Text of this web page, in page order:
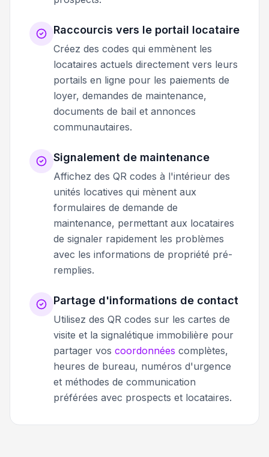
Raccourcis vers le portail locataire
Créez des codes qui emmènent les
locataires actuels directement vers leurs
portails en ligne pour les paiements de
loyer, demandes de maintenance,
documents de bail et annonces
communautaires.
Signalement de maintenance
Affichez des QR codes à l'intérieur des
unités locatives qui mènent aux
formulaires de demande de
maintenance, permettant aux locataires
de signaler rapidement les problèmes
avec les informations de propriété pré-
remplies.
Partage d'informations de contact
Utilisez des QR codes sur les cartes de
visite et la signalétique immobilière pour
partager vos coordonnées complètes,
heures de bureau, numéros d'urgence
et méthodes de communication
préférées avec prospects et locataires.